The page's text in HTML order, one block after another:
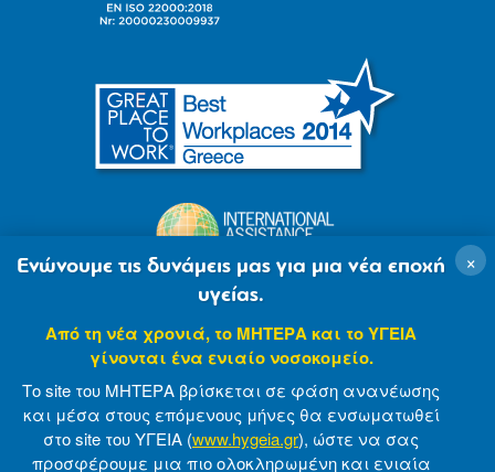
© 2007-2021 MITERA S.A Privacy Policy
×
Ενώνουμε τις δυνάμεις μας για μια νέα εποχή
υγείας.
Από τη νέα χρονιά, το ΜΗΤΕΡΑ και το ΥΓΕΙΑ
γίνονται ένα ενιαίο νοσοκομείο.
Το site του ΜΗΤΕΡΑ βρίσκεται σε φάση ανανέωσης
και μέσα στους επόμενους μήνες θα ενσωματωθεί
στο site του ΥΓΕΙΑ (www.hygeia.gr), ώστε να σας
προσφέρουμε μια πιο ολοκληρωμένη και ενιαία